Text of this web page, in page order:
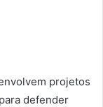
projetos
defender